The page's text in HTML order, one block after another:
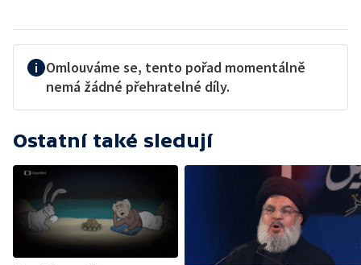
Omlouváme se, tento pořad momentálně
nemá žádné přehratelné díly.
Ostatní také sledují